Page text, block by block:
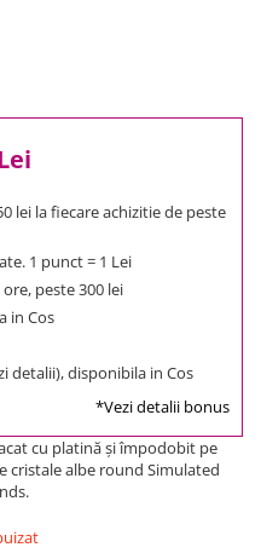
lei la fiecare achizitie de peste
1 punct = 1 Lei
ore, peste 300 lei
in Cos
detalii), disponibila in Cos
*Vezi detalii bonus
cu platină şi împodobit pe
cristale albe round Simulated